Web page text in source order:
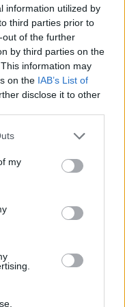
information utilized by
third parties prior to
of the further
by third parties on the
information may
on the IAB’s List of
disclose it to other
my
podtaknjenih
k takojšnjemu
zakonika je
javno spodbujanje
vsebinami